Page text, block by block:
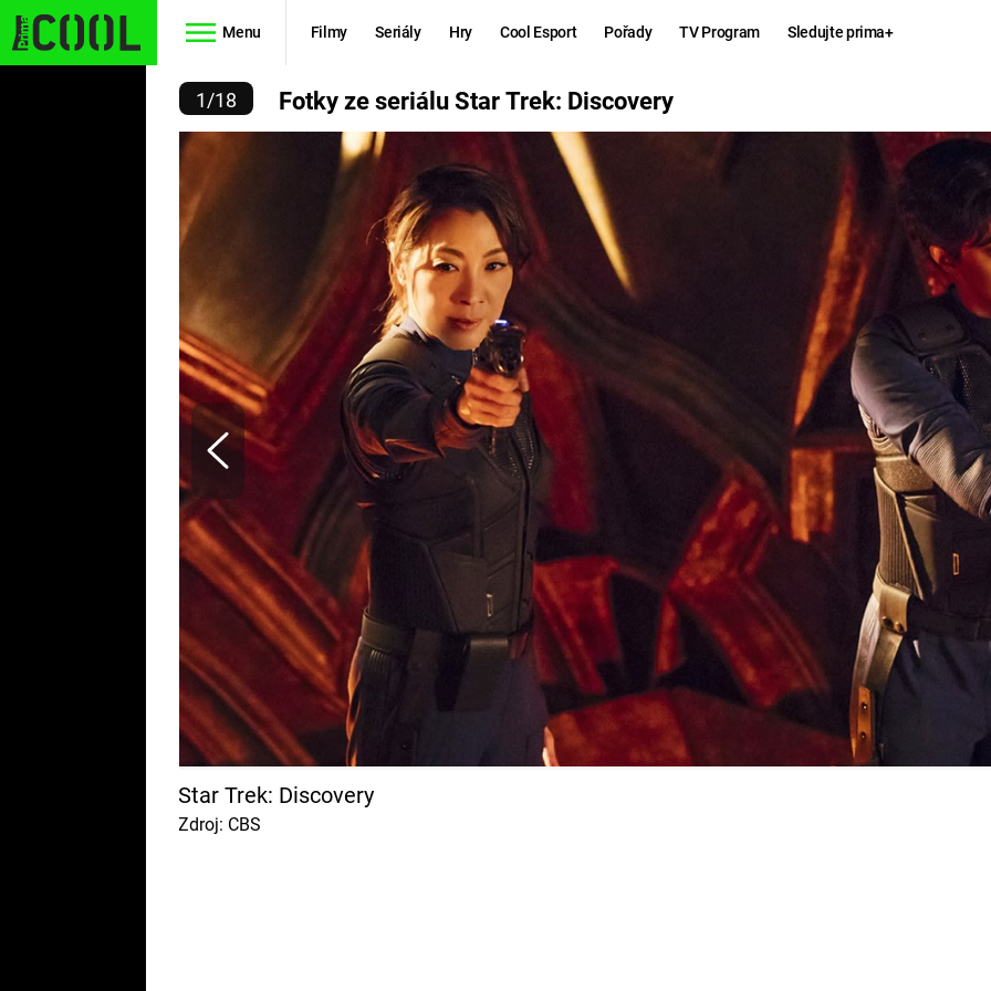
Menu Filmy Seriály Hry Cool Esport Pořady TV Program Sledujte prima+
SIMPSONOVI
FUTURAMA
Filmy
STAR WARS
AVENGERS
RYCHLE A
ZBĚSILE 10
PREDÁTOR
GTA 6
KINGDOM
COME:
ESPORT
Zábava
CHUCK
NORRIS
STAR TREK: DISCOVERY
1/18 Fotky ze seriálu Star Trek: Discovery
Star Trek: Discovery
Zdroj: CBS